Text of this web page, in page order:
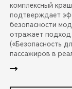
комплексный
подтверждает
безопасности
отражает подход
(«Безопасность
пассажиров в